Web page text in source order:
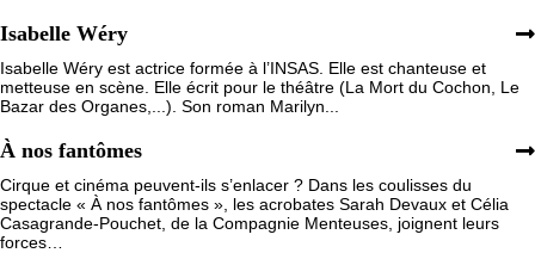
Isabelle Wéry
Isabelle Wéry est actrice formée à l’INSAS. Elle est chanteuse et
metteuse en scène. Elle écrit pour le théâtre (La Mort du Cochon, Le
Bazar des Organes,...). Son roman Marilyn...
À nos fantômes
Cirque et cinéma peuvent-ils s’enlacer ? Dans les coulisses du
spectacle « À nos fantômes », les acrobates Sarah Devaux et Célia
Casagrande-Pouchet, de la Compagnie Menteuses, joignent leurs
forces…